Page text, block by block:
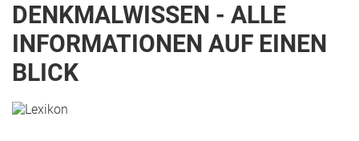
DENKMALWISSEN - ALLE
INFORMATIONEN AUF EINEN
BLICK